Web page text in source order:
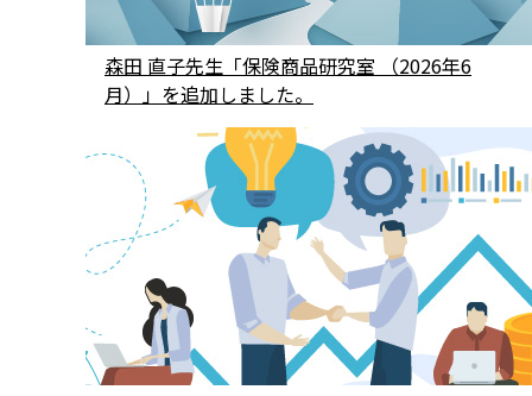
森田 直子先生「保険商品研究室 （2026年6
月）」を追加しました。